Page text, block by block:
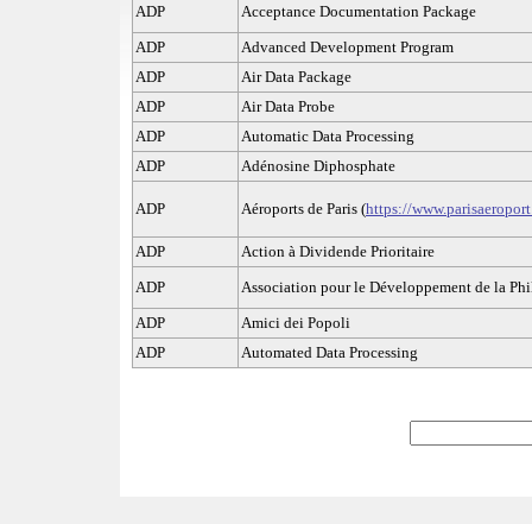
ADP
Acceptance Documentation Package
ADP
Advanced Development Program
ADP
Air Data Package
ADP
Air Data Probe
ADP
Automatic Data Processing
ADP
Adénosine Diphosphate
ADP Aéroports de Paris (https://
ADP
Action à Dividende Prioritaire
ADP
Association pour le Développement de la
ADP
Amici dei Popoli
ADP
Automated Data Processing